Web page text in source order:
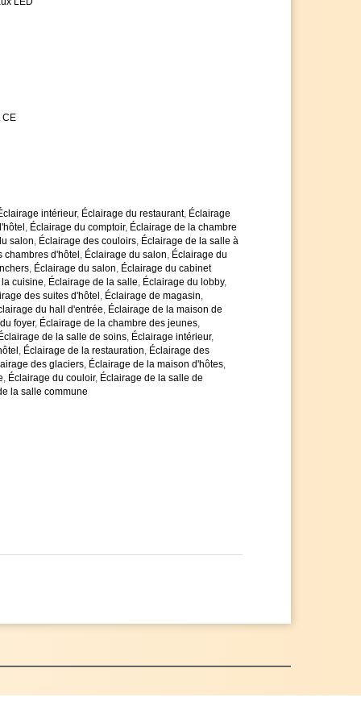
CE
intérieur, Éclairage du restaurant, Éclairage
, Éclairage du comptoir, Éclairage de la chambre
salon, Éclairage des couloirs, Éclairage de la salle à
chambres d'hôtel , Éclairage du salon, Éclairage du
, Éclairage du salon, Éclairage du cabinet
cuisine, Éclairage de la salle, Éclairage du lobby,
des suites d'hôtel , Éclairage de magasin,
du hall d'entrée, Éclairage de la maison de
foyer, Éclairage de la chambre des jeunes,
Éclairage de la salle de soins, Éclairage intérieur,
, Éclairage de la restauration, Éclairage des
des glaciers, Éclairage de la maison d'hôtes,
, Éclairage du couloir, Éclairage de la salle de
la salle commune